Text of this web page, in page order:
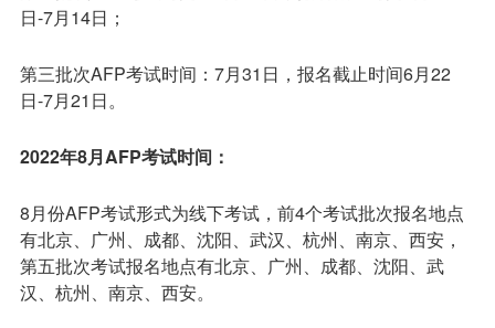
日-7月14日；
第三批次AFP考试时间：7月31日，报名截止时间6月22
日-7月21日。
2022年8月AFP考试时间：
8月份AFP考试形式为线下考试，前4个考试批次报名地点
有北京、广州、成都、沈阳、武汉、杭州、南京、西安，
第五批次考试报名地点有北京、广州、成都、沈阳、武
汉、杭州、南京、西安。